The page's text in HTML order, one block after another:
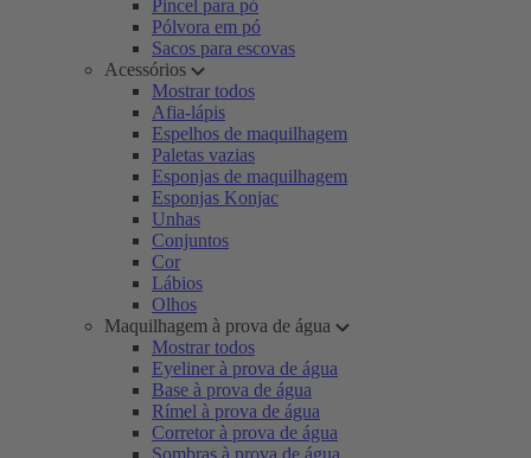
Pincel para pó
Pólvora em pó
Sacos para escovas
Acessórios
Mostrar todos
Afia-lápis
Espelhos de maquilhagem
Paletas vazias
Esponjas de maquilhagem
Esponjas Konjac
Unhas
Conjuntos
Cor
Lábios
Olhos
Maquilhagem à prova de água
Mostrar todos
Eyeliner à prova de água
Base à prova de água
Rímel à prova de água
Corretor à prova de água
Sombras à prova de água